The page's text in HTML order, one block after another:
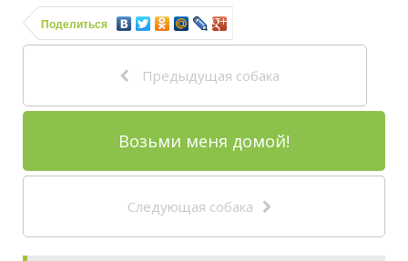
Поделиться
Предыдущая собака
Возьми меня домой!
Следующая собака